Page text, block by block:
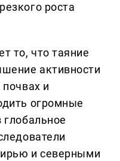
роста
то, что таяние
активности
и
огромные
и северными